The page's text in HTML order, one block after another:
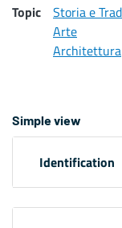
Topic
Storia e
Arte
Architettura
Simple view
Identification